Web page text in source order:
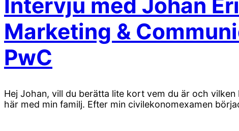
Intervju med Johan
Marketing &
PwC
Hej Johan, vill du berätta lite kort vem du är och
här med min familj. Efter min civilekonomexamen